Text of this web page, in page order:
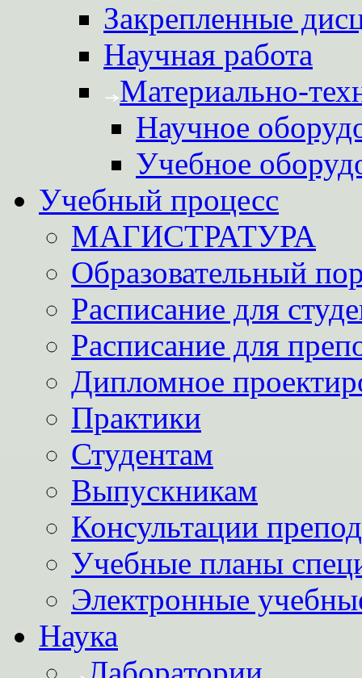
Закрепленные
Научная работа
Материально-
Научное
Учебное
Учебный процесс
МАГИСТРАТУРА
Образовательный
Расписание для
Расписание для
Дипломное
Практики
Студентам
Выпускникам
Консультации
Учебные планы
Электронные
Наука